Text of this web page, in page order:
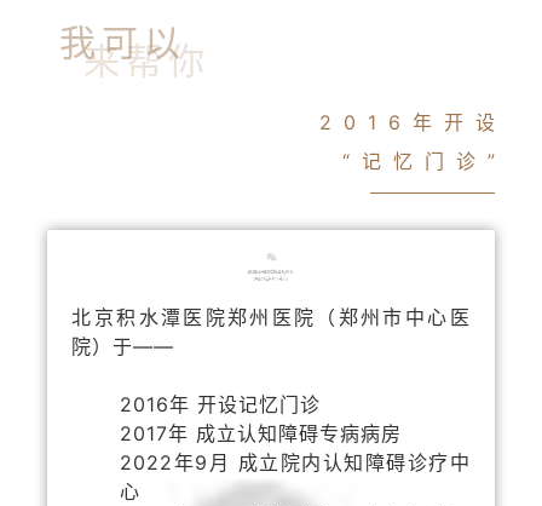
我可以
来帮你
2016年开设
“记忆门诊”
北京积水潭医院郑州医院（郑州市中心医
院）于——
2016年 开设记忆门诊
2017年 成立认知障碍专病病房
2022年9月 成立院内认知障碍诊疗中
心